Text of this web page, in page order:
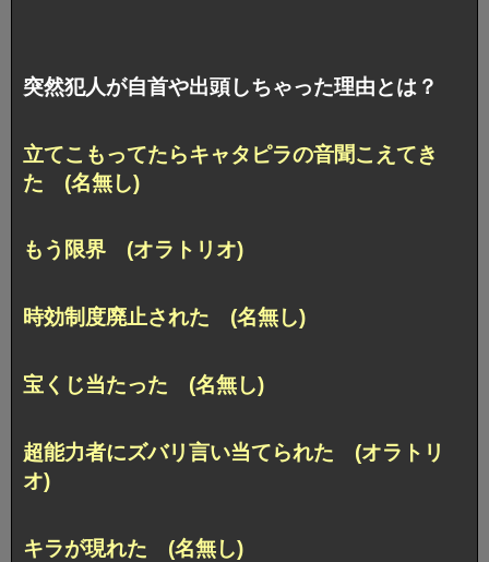
突然犯人が自首や出頭しちゃった理由とは？
立てこもってたらキャタピラの音聞こえてき
た (名無し)
もう限界 (オラトリオ)
時効制度廃止された (名無し)
宝くじ当たった (名無し)
超能力者にズバリ言い当てられた (オラトリ
オ)
キラが現れた (名無し)